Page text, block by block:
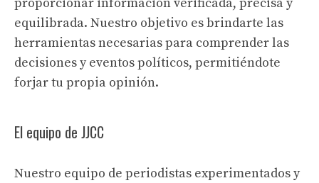
proporcionar información verificada, precisa y
equilibrada. Nuestro objetivo es brindarte las
herramientas necesarias para comprender las
decisiones y eventos políticos, permitiéndote
forjar tu propia opinión.
El equipo de JJCC
Nuestro equipo de periodistas experimentados y